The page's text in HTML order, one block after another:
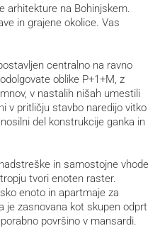
arhitekture na Bohinjskem.
in grajene okolice. Vas
centralno na ravno
oblike P+1+M, z
v nastalih nišah umestili
v pritličju stavbo naredijo vitko
del konstrukcije ganka in
in samostojne vhode
tvori enoten raster.
enoto in apartmaje za
je zasnovana kot skupen odprt